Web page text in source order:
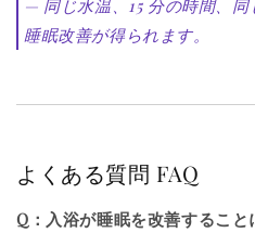
— 同じ水温、15 分の時間、
睡眠改善が得られます。
よくある質問 FAQ
Q：入浴が睡眠を改善するこ